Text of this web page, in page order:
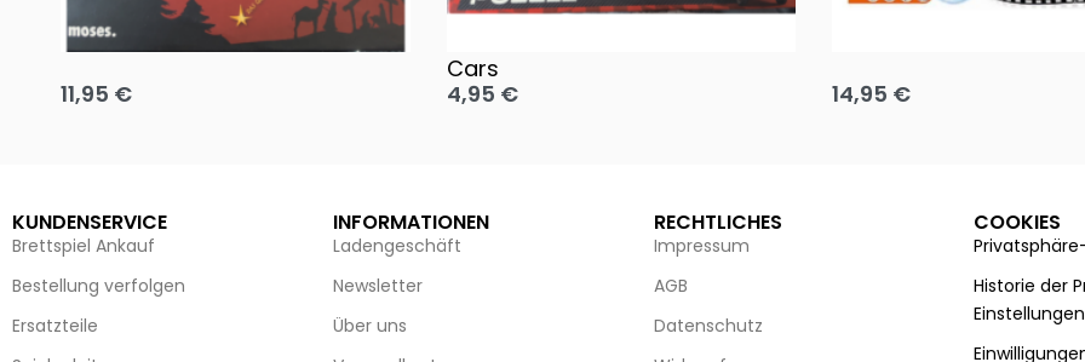
Oh, heilige Nacht!
11,95 €
Cars
4,95 €
14,95 €
KUNDENSERVICE
Brettspiel Ankauf
Bestellung verfolgen
Ersatzteile
INFORMATIONEN
Ladengeschäft
Newsletter
Über uns
RECHTLICHES
Impressum
AGB
Datenschutz
COOKIES
Historie der
Einstellungen